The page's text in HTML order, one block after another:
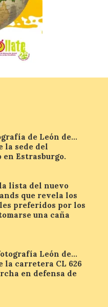
más
noche),
de las
un 4%
libres.
un
y
impacto
con el
en
El
la
y
evento.
de León de…
la sede del
en Estrasburgo.
lista del nuevo
que revela los
preferidos por los
una caña
León de…
la carretera CL 626
en defensa de